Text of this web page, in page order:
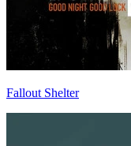
Fallout Shelter